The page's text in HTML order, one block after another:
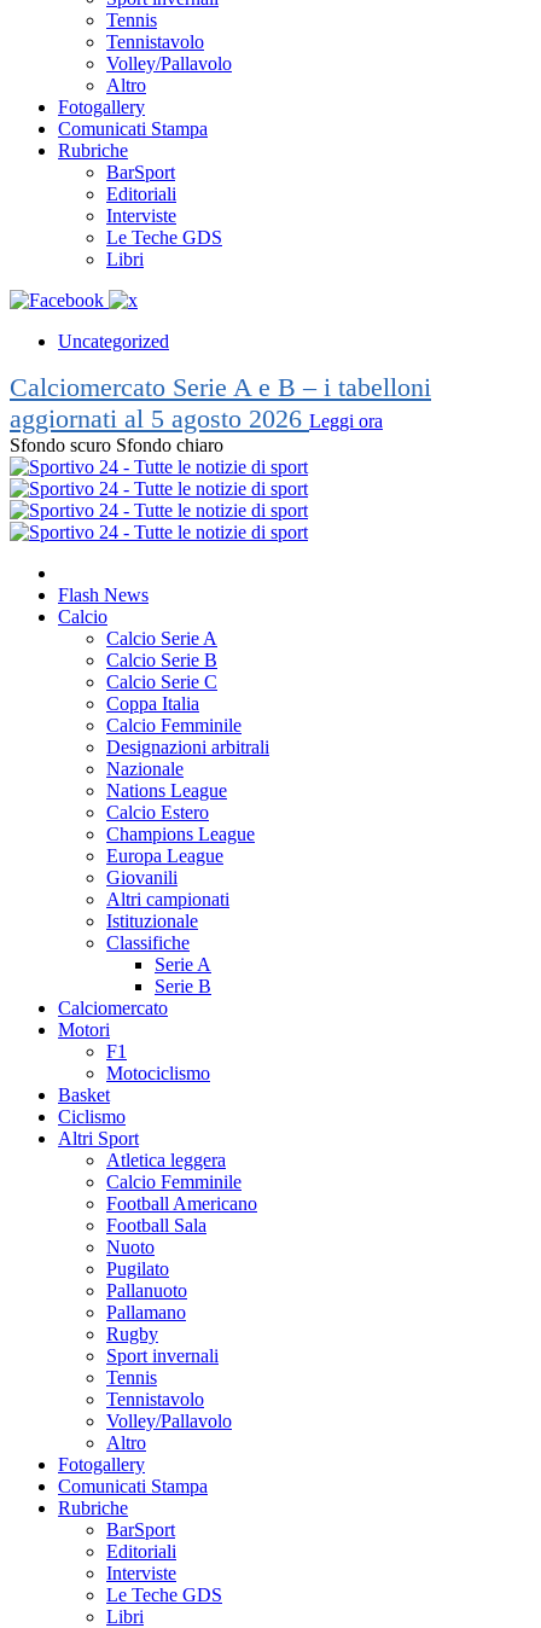
Tennis
Tennistavolo
Volley/Pallavolo
Altro
Fotogallery
Comunicati Stampa
Rubriche
BarSport
Editoriali
Interviste
Le Teche GDS
Libri
Uncategorized
Calciomercato Serie A e B – i tabelloni
aggiornati al 5 agosto 2026 Leggi ora
Sfondo scuro Sfondo chiaro
Flash News
Calcio
Calcio Serie A
Calcio Serie B
Calcio Serie C
Coppa Italia
Calcio Femminile
Designazioni arbitrali
Nazionale
Nations League
Calcio Estero
Champions League
Europa League
Giovanili
Altri campionati
Istituzionale
Classifiche
Serie A
Serie B
Calciomercato
Motori
F1
Motociclismo
Basket
Ciclismo
Altri Sport
Atletica leggera
Calcio Femminile
Football Americano
Football Sala
Nuoto
Pugilato
Pallanuoto
Pallamano
Rugby
Sport invernali
Tennis
Tennistavolo
Volley/Pallavolo
Altro
Fotogallery
Comunicati Stampa
Rubriche
BarSport
Editoriali
Interviste
Le Teche GDS
Libri